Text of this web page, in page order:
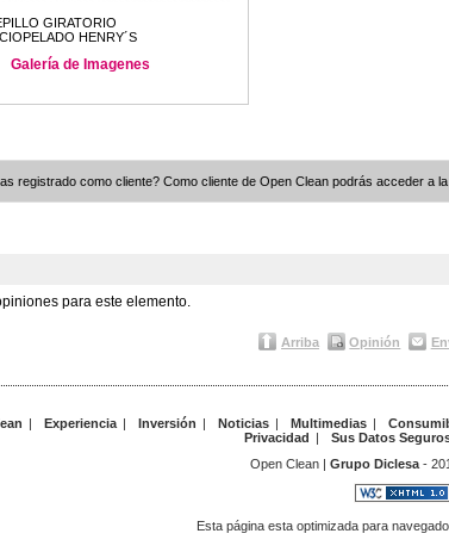
GIRATORIO
HENRY´S
Galería de Imagenes
registrado como cliente? Como cliente de Open Clean podrás acceder a
para este elemento.
Arriba Opinión
| Experiencia | Inversión | Noticias | Multimedias |
Privacidad | Sus Datos
Open Clean | Grupo Diclesa-
Esta página esta optimizada para